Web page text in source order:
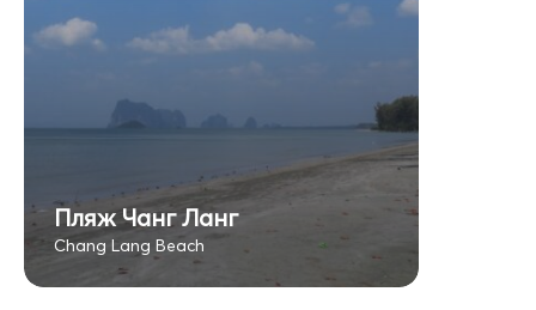
Пляж Чанг Ланг
Chang Lang Beach